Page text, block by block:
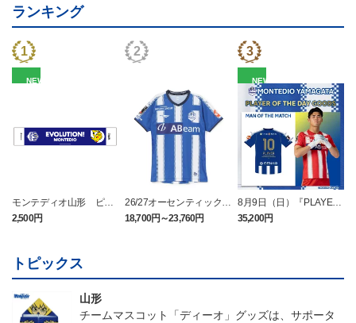
ランキング
NEW
モンテディオ山形 ピカ
チュウ タオルマフラー
2,500円
26/27オーセンティックユ
ニフォーム半袖（FP1st）
18,700円～23,760円
NEW
8月9日（日）『PLAYER
OF THE DAY』ユニフォ
ーム（半袖）
35,200円
トピックス
山形
チームマスコット「ディーオ」グッズは、サポータ